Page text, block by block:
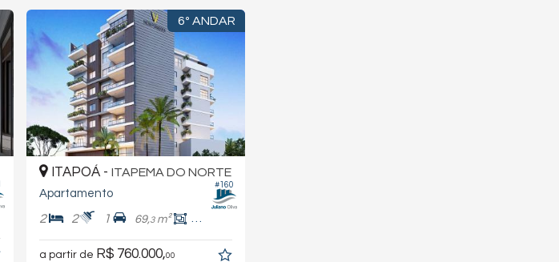
6º ANDAR
#160
ITAPOÁ - ITAPEMA DO NORTE
Apartamento
2 2 1 69,3m² 57,
a partir de R$ 760.000,00